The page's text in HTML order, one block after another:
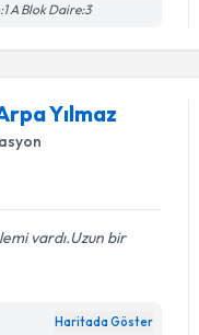
A Blok Daire:3
Yılmaz
vardı.Uzun bir
Haritada Göster